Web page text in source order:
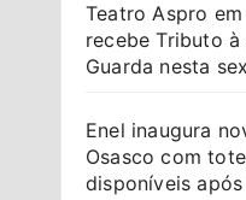
Teatro Aspro em
recebe Tributo à
Guarda nesta
Enel inaugura
Osasco com
disponíveis